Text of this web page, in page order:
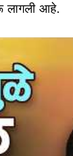
लागली आहे.